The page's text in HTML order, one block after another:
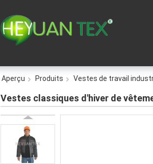
Aperçu Produits Vestes de travail
Vestes classiques d'hiver de